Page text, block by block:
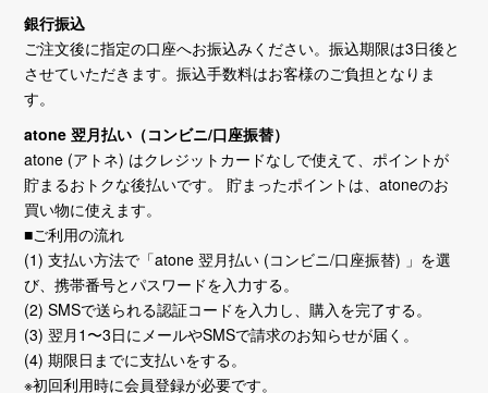
銀行振込
ご注文後に指定の口座へお振込みください。振込期限は3日後と
させていただきます。振込手数料はお客様のご負担となりま
す。
atone 翌月払い（コンビニ/口座振替）
atone (アトネ) はクレジットカードなしで使えて、ポイントが
貯まるおトクな後払いです。 貯まったポイントは、atoneのお
買い物に使えます。
■ご利用の流れ
(1) 支払い方法で「atone 翌月払い (コンビニ/口座振替) 」を選
び、携帯番号とパスワードを入力する。
(2) SMSで送られる認証コードを入力し、購入を完了する。
(3) 翌月1〜3日にメールやSMSで請求のお知らせが届く。
(4) 期限日までに支払いをする。
※初回利用時に会員登録が必要です。